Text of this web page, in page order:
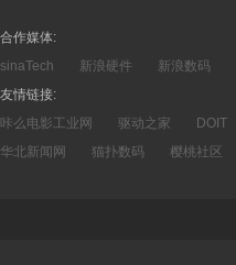
合作媒体:
sinaTech
新浪硬件 新浪数码
友情链接:
咔么电影工业网
驱动之家 DOIT
华北新闻网
猫扑数码 樱桃社区